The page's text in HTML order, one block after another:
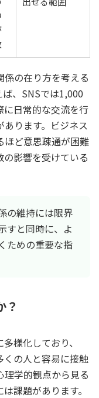
係の在り方を考える
、SNSでは1,000
に日常的な交流を行
ります。ビジネス
ほど意思疎通が困難
影響を受けている
の維持には限界
すと同時に、よ
ための重要な指
？
様化しており、
くの人と容易に接触
学的観点から見る
課題があります。